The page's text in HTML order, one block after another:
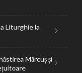
Liturghie la
Mărcuș și